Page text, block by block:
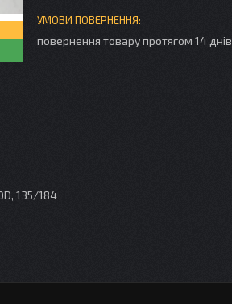
повернення товару протягом 14 днів
135/184